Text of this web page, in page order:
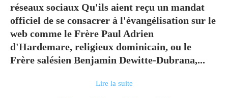
réseaux sociaux Qu'ils aient reçu un mandat
officiel de se consacrer à l'évangélisation sur le
web comme le Frère Paul Adrien
d'Hardemare, religieux dominicain, ou le
Frère salésien Benjamin Dewitte-Dubrana,...
Lire la suite